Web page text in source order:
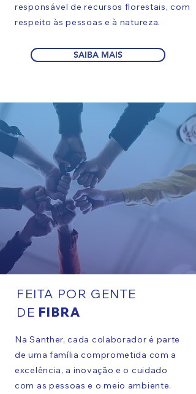
responsável de recursos florestais, com
respeito às pessoas e à natureza.
SAIBA MAIS
FEITA POR GENTE
DE FIBRA
Na Santher, cada colaborador é parte
de uma família comprometida com a
excelência, a inovação e o cuidado
com as pessoas e o meio ambiente.